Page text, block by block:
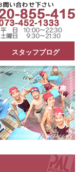
スタッフブログ